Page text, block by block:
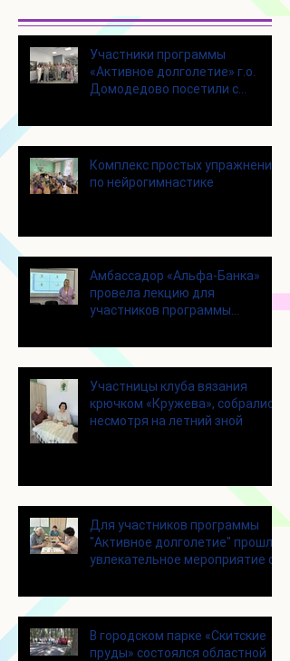
Участники программы
«Активное долголетие» г.о.
Домодедово посетили с
Щелково
Комплекс простых упражнений
по нейрогимнастике
Амбассадор «Альфа-Банка»
провела лекцию для
участников программы
Участницы клуба вязания
крючком «Кружева», собрались
несмотря на летний зной
Для участников программы
"Активное долголетие" прошло
увлекательное мероприятие с
играми
В городском парке «Скитские
пруды» состоялся областной